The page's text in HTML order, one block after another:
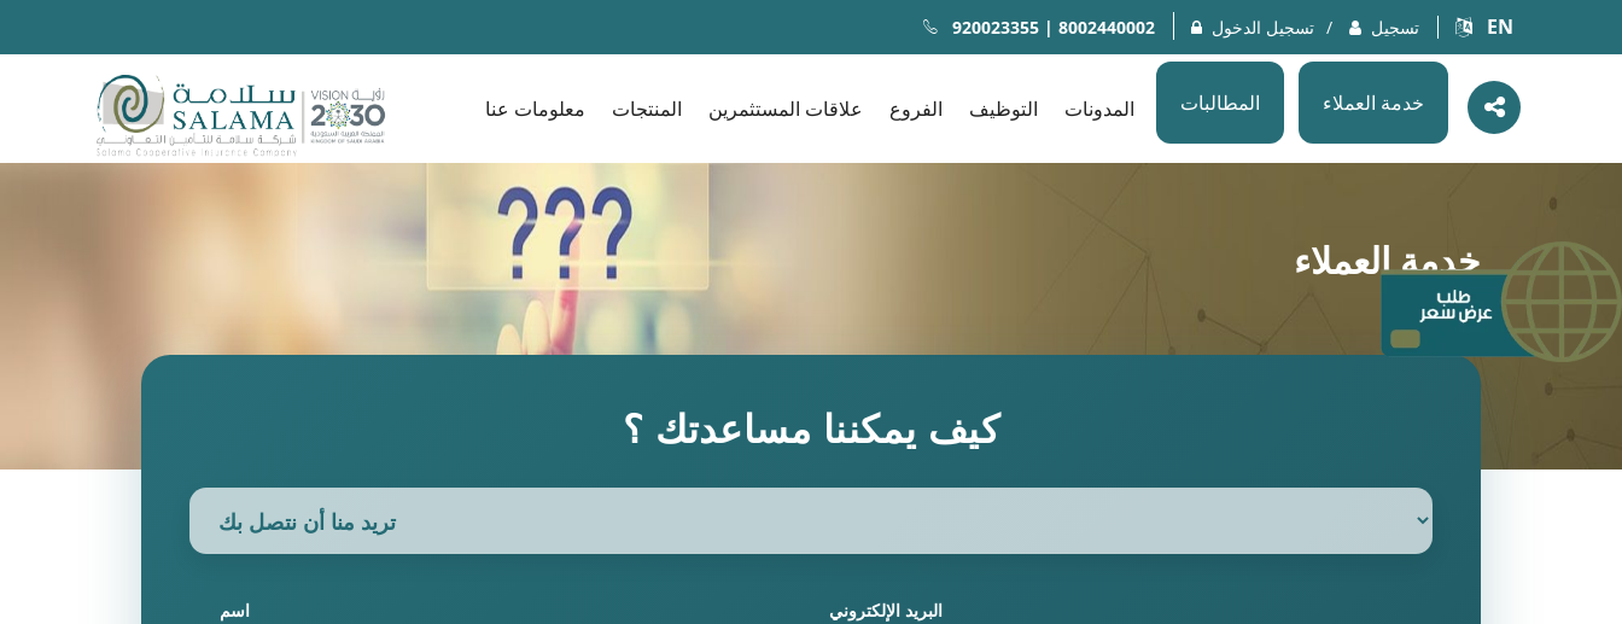
920023355 | 8002440002 تسجيل الدخول تسجيل EN
معلومات عنا المنتجات علاقات المستثمرين الفروع التوظيف المدونات المطالبات خدمة العملاء
خدمة العملاء
كيف يمكننا مساعدتك ؟
اسم البريد الإلكتروني